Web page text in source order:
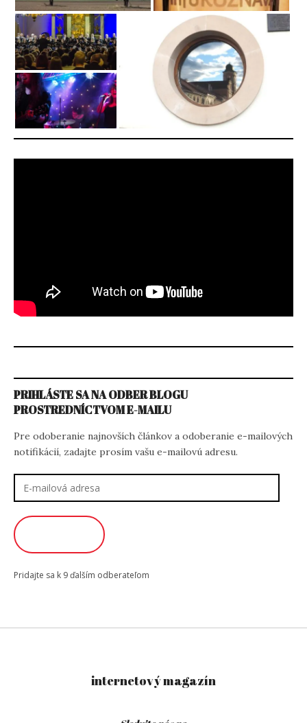
PRIHLÁSTE SA NA ODBER BLOGU
PROSTREDNÍCTVOM E-MAILU
Pre odoberanie najnovších článkov a odoberanie e-mailových
notifikácií, zadajte prosím vašu e-mailovú adresu.
adresa
Pridajte sa k 9 ďalším odberateľom
internetový magazín